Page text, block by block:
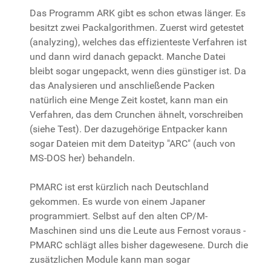
Das Programm ARK gibt es schon etwas länger. Es
besitzt zwei Packalgorithmen. Zuerst wird getestet
(analyzing), welches das effizienteste Verfahren ist
und dann wird danach gepackt. Manche Datei
bleibt sogar ungepackt, wenn dies günstiger ist. Da
das Analysieren und anschließende Packen
natürlich eine Menge Zeit kostet, kann man ein
Verfahren, das dem Crunchen ähnelt, vorschreiben
(siehe Test). Der dazugehörige Entpacker kann
sogar Dateien mit dem Dateityp "ARC" (auch von
MS-DOS her) behandeln.
PMARC ist erst kürzlich nach Deutschland
gekommen. Es wurde von einem Japaner
programmiert. Selbst auf den alten CP/M-
Maschinen sind uns die Leute aus Fernost voraus -
PMARC schlägt alles bisher dagewesene. Durch die
zusätzlichen Module kann man sogar